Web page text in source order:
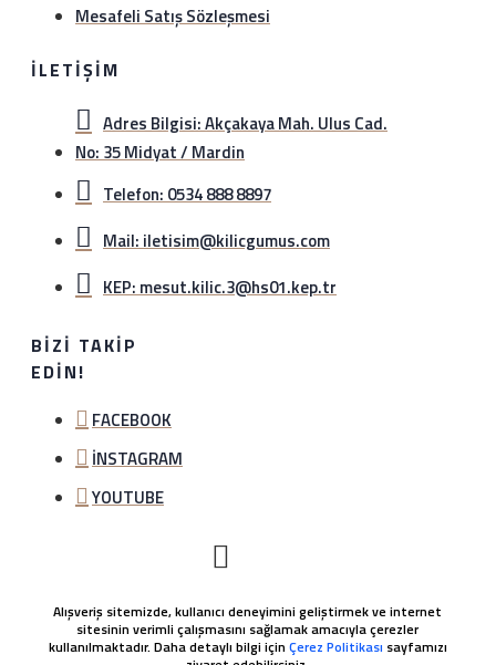
Mesafeli Satış Sözleşmesi
İLETIŞIM
Adres Bilgisi: Akçakaya Mah. Ulus Cad.
No: 35 Midyat / Mardin
Telefon: 0534 888 8897
Mail: iletisim@kilicgumus.com
KEP: mesut.kilic.3@hs01.kep.tr
BIZI TAKIP
EDIN!
FACEBOOK
İNSTAGRAM
YOUTUBE
Alışveriş sitemizde, kullanıcı deneyimini geliştirmek ve internet
sitesinin verimli çalışmasını sağlamak amacıyla çerezler
kullanılmaktadır. Daha detaylı bilgi için Çerez Politikası sayfamızı